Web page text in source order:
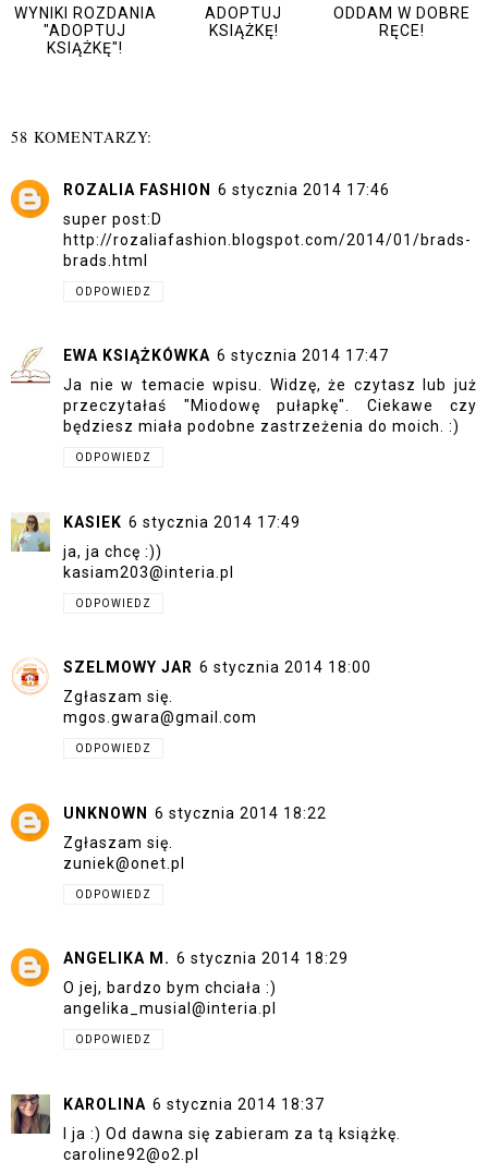
WYNIKI ROZDANIA
"ADOPTUJ
KSIĄŻKĘ"!
ADOPTUJ
KSIĄŻKĘ!
ODDAM W DOBRE
RĘCE!
58 KOMENTARZY:
ROZALIA FASHION 6 stycznia 2014 17:46
super post:D
http://rozaliafashion.blogspot.com/2014/01/brads-
brads.html
ODPOWIEDZ
EWA KSIĄŻKÓWKA 6 stycznia 2014 17:47
Ja nie w temacie wpisu. Widzę, że czytasz lub już
przeczytałaś "Miodowę pułapkę". Ciekawe czy
będziesz miała podobne zastrzeżenia do moich. :)
ODPOWIEDZ
KASIEK 6 stycznia 2014 17:49
ja, ja chcę :))
kasiam203@interia.pl
ODPOWIEDZ
SZELMOWY JAR 6 stycznia 2014 18:00
Zgłaszam się.
mgos.gwara@gmail.com
ODPOWIEDZ
UNKNOWN 6 stycznia 2014 18:22
Zgłaszam się.
zuniek@onet.pl
ODPOWIEDZ
ANGELIKA M. 6 stycznia 2014 18:29
O jej, bardzo bym chciała :)
angelika_musial@interia.pl
ODPOWIEDZ
KAROLINA 6 stycznia 2014 18:37
I ja :) Od dawna się zabieram za tą książkę.
caroline92@o2.pl